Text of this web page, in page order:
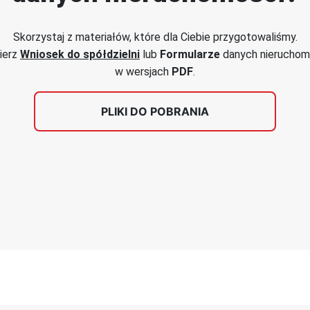
Skorzystaj z materiałów, które dla Ciebie przygotowaliśmy.
Wniosek do spółdzielni lub Formularze danych
w wersjach PDF.
PLIKI DO POBRANIA